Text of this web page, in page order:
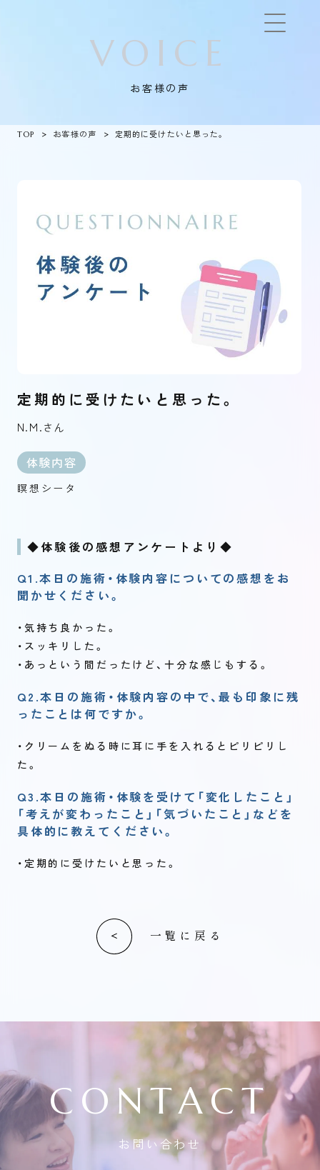
VOICE
お客様の声
TOP お客様の声 定期的に受けたいと思った。
定期的に受けたいと思った。
N.M. さん
体験内容
瞑想シータ
◆体験後の感想アンケートより◆
Q1.本日の施術・体験内容についての感想をお
聞かせください。
・気持ち良かった。
・スッキリした。
・あっという間だったけど、十分な感じもする。
Q2.本日の施術・体験内容の中で、最も印象に残
ったことは何ですか。
・クリームをぬる時に耳に手を入れるとピリピリし
た。
Q3.本日の施術・体験を受けて「変化したこと」
「考えが変わったこと」「気づいたこと」などを
具体的に教えてください。
・定期的に受けたいと思った。
一覧に戻る
CONTACT
お問い合わせ